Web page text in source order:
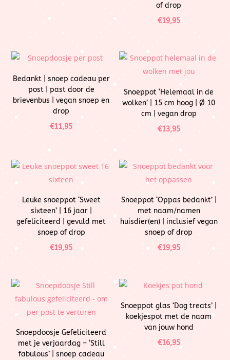
of drop
€19,95
Bedankt | snoep cadeau per
post | past door de
brievenbus | vegan snoep en
drop
€11,95
Snoeppot ‘Helemaal in de
wolken’ | 15 cm hoog | Ø 10
cm | vegan drop
€13,95
Leuke snoeppot ‘Sweet
sixteen’ | 16 jaar |
gefeliciteerd | gevuld met
snoep of drop
€19,95
Snoeppot ‘Oppas bedankt’ |
met naam/namen
huisdier(en) | inclusief vegan
snoep of drop
€19,95
Snoepdoosje Gefeliciteerd
met je verjaardag – ‘Still
fabulous’ | snoep cadeau
Snoeppot glas ‘Dog treats’ |
koekjespot met de naam
van jouw hond
€16,95